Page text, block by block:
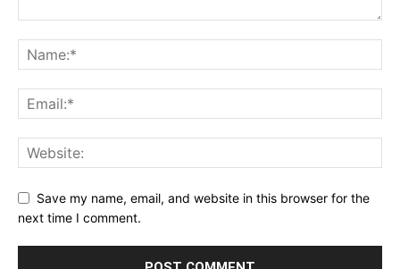
Save my name, email, and website in this browser for the
next time I comment.